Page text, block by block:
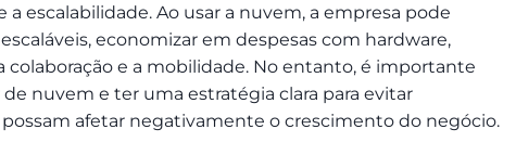
escalabilidade. Ao usar a nuvem, a empresa pode
economizar em despesas com hardware,
e a mobilidade. No entanto, é importante
nuvem e ter uma estratégia clara para evitar
afetar negativamente o crescimento do negócio.